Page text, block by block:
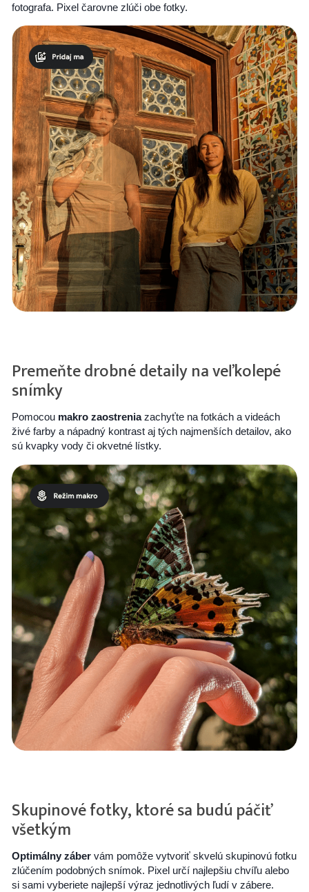
fotografa. Pixel čarovne zlúči obe fotky.
Premeňte drobné detaily na veľkolepé
snímky
Pomocou makro zaostreniazachyťte na fotkách a videách
živé farby a nápadný kontrast aj tých najmenších detailov, ako
sú kvapky vody či okvetné lístky.
Skupinové fotky, ktoré sa budú páčiť
všetkým
Optimálny zábervám pomôže vytvoriť skvelú skupinovú fotku
zlúčením podobných snímok. Pixel určí najlepšiu chvíľu alebo
si sami vyberiete najlepší výraz jednotlivých ľudí v zábere.